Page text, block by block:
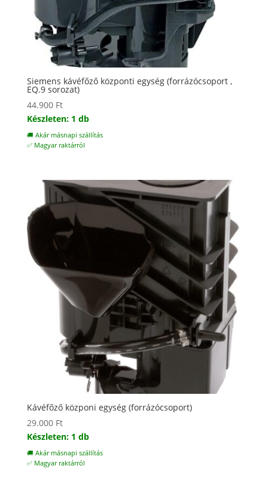
Siemens kávéfőző központi egység (forrázócsoport ,
EQ.9 sorozat)
44.900 Ft
Készleten: 1 db
🚚 Akár másnapi szállítás
✅ Magyar raktárról
Kávéfőző közponi egység (forrázócsoport)
29.000 Ft
Készleten: 1 db
🚚 Akár másnapi szállítás
✅ Magyar raktárról